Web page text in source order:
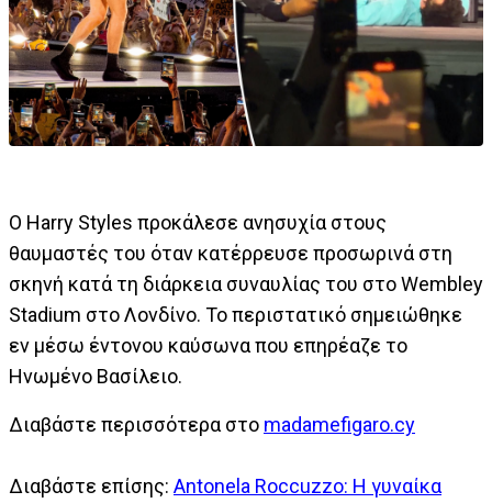
Ο Harry Styles προκάλεσε ανησυχία στους
θαυμαστές του όταν κατέρρευσε προσωρινά στη
σκηνή κατά τη διάρκεια συναυλίας του στο Wembley
Stadium στο Λονδίνο. Το περιστατικό σημειώθηκε
εν μέσω έντονου καύσωνα που επηρέαζε το
Ηνωμένο Βασίλειο.
Διαβάστε περισσότερα στο madamefigaro.cy
Διαβάστε επίσης: Antonela Roccuzzo: Η γυναίκα